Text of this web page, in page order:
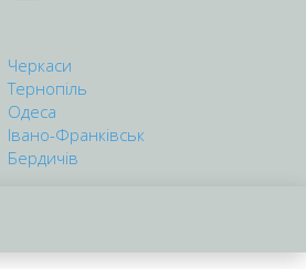
Черкаси
Тернопіль
Одеса
Івано-Франківськ
Бердичів